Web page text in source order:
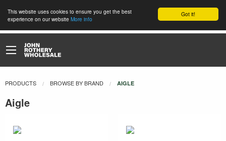
Got it!
This website uses cookies to ensure you get the best
experience on our website More info
PRODUCTS BROWSE BY BRAND CURRENT:
AIGLE
Aigle